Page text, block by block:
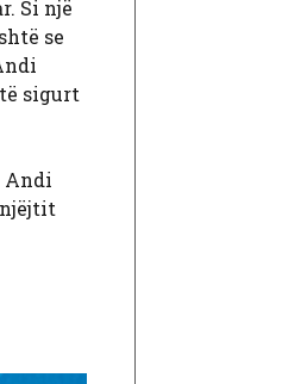
Si një
se
sigurt
Andi